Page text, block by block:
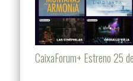
CaixaForum+ Estreno 25